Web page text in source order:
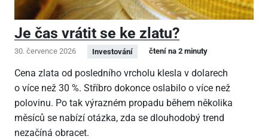
Je čas vrátit se ke zlatu?
30. července 2026 Investování čtení na 2 minuty
Cena zlata od posledního vrcholu klesla v dolarech
o více než 30 %. Stříbro dokonce oslabilo o více než
polovinu. Po tak výrazném propadu během několika
měsíců se nabízí otázka, zda se dlouhodobý trend
nezačíná obracet.